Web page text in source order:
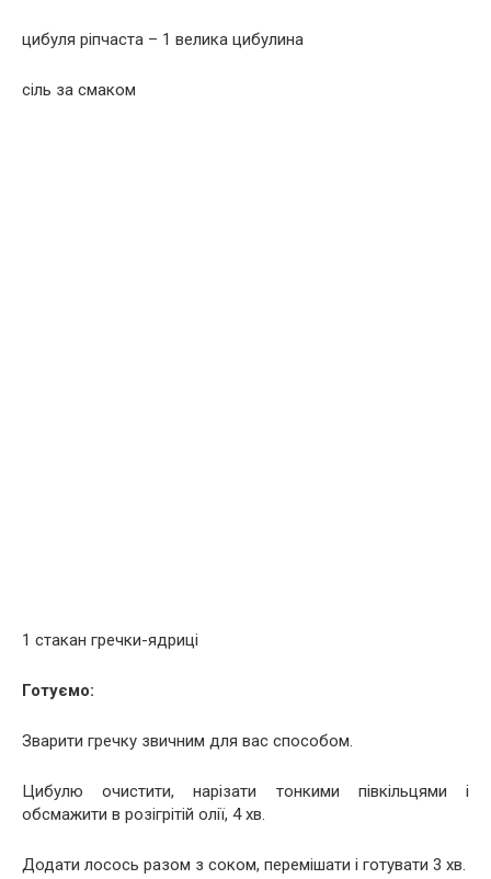
цибуля ріпчаста – 1 велика цибулина
сіль за смаком
1 стакан гречки-ядриці
Готуємо:
Зварити гречку звичним для вас способом.
Цибулю очистити, нарізати тонкими півкільцями і
обсмажити в розігрітій олії, 4 хв.
Додати лосось разом з соком, перемішати і готувати 3 хв.